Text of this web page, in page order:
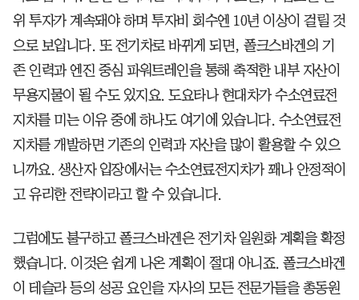
위 투자가 계속돼야 하며 투자비 회수엔 10년 이상이 걸릴 것
으로 보입니다. 또 전기차로 바뀌게 되면, 폴크스바겐의 기
존 인력과 엔진 중심 파워트레인을 통해 축적한 내부 자산이
무용지물이 될 수도 있지요. 도요타나 현대차가 수소연료전
지차를 미는 이유 중에 하나도 여기에 있습니다. 수소연료전
지차를 개발하면 기존의 인력과 자산을 많이 활용할 수 있으
니까요. 생산자 입장에서는 수소연료전지차가 꽤나 안정적이
고 유리한 전략이라고 할 수 있습니다.
그럼에도 불구하고 폴크스바겐은 전기차 일원화 계획을 확정
했습니다. 이것은 쉽게 나온 계획이 절대 아니죠. 폴크스바겐
이 테슬라 등의 성공 요인을 자사의 모든 전문가들을 총동원